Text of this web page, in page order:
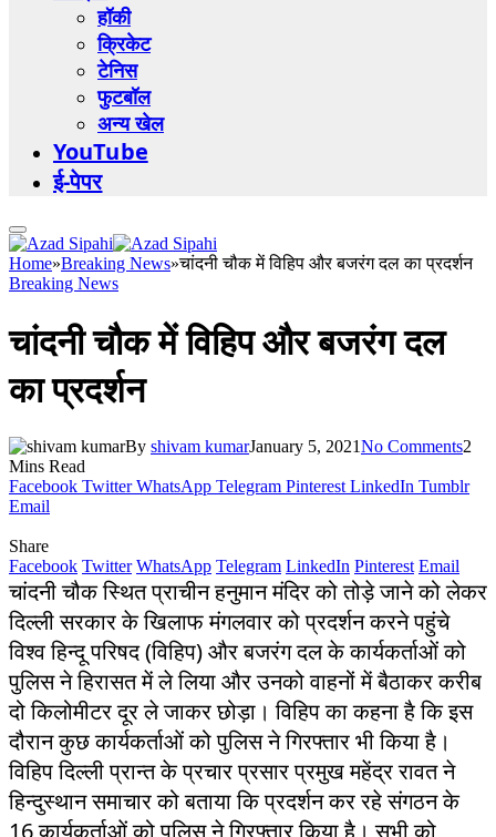
हॉकी
क्रिकेट
टेनिस
फुटबॉल
अन्य खेल
YouTube
ई-पेपर
Home»Breaking News»चांदनी चौक में विहिप और बजरंग दल का प्रदर्शन
Breaking News
चांदनी चौक में विहिप और बजरंग दल
का प्रदर्शन
By shivam kumarJanuary 5, 2021No Comments2
Mins Read
Facebook Twitter WhatsApp Telegram Pinterest LinkedIn Tumblr
Email
Share
Facebook Twitter WhatsApp Telegram LinkedIn Pinterest Email
चांदनी चौक स्थित प्राचीन हनुमान मंदिर को तोड़े जाने को लेकर
दिल्ली सरकार के खिलाफ मंगलवार को प्रदर्शन करने पहुंचे
विश्व हिन्दू परिषद (विहिप) और बजरंग दल के कार्यकर्ताओं को
पुलिस ने हिरासत में ले लिया और उनको वाहनों में बैठाकर करीब
दो किलोमीटर दूर ले जाकर छोड़ा। विहिप का कहना है कि इस
दौरान कुछ कार्यकर्ताओं को पुलिस ने गिरफ्तार भी किया है।
विहिप दिल्ली प्रान्त के प्रचार प्रसार प्रमुख महेंद्र रावत ने
हिन्दुस्थान समाचार को बताया कि प्रदर्शन कर रहे संगठन के
16 कार्यकर्ताओं को पुलिस ने गिरफ्तार किया है। सभी को